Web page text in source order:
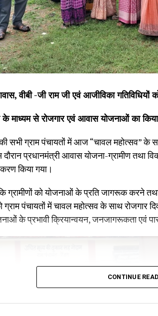
वीबी -जी राम जी एवं आजीविका गतिविधियों
माध्यम से रोजगार एवं आवास योजनाओं का किया
सभी ग्राम पंचायतों में आज “चावल महोत्सव” के
प्रधानमंत्री आवास योजना-ग्रामीण तथा
किया गया।
ग्रामीणों को योजनाओं के प्रति जागरूक करने
ग्राम पंचायतों में चावल महोत्सव के साथ
के प्रभावी क्रियान्वयन, जनजागरूकता एवं
CONTINUE